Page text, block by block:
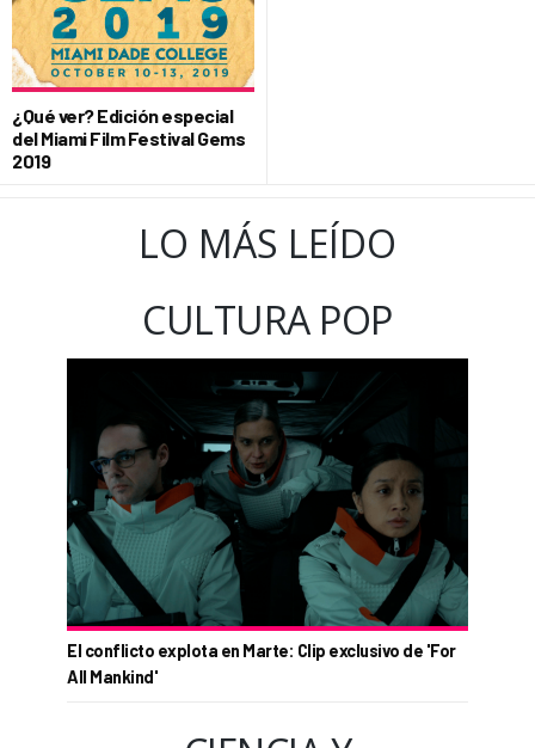
¿Qué ver? Edición especial
del Miami Film Festival Gems
2019
LO MÁS LEÍDO
CULTURA POP
El conflicto explota en Marte: Clip exclusivo de 'For
All Mankind'